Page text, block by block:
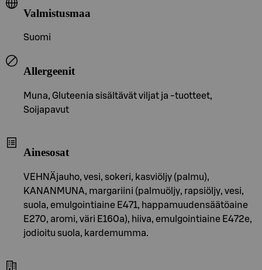
Valmistusmaa
Suomi
Allergeenit
Muna, Gluteenia sisältävät viljat ja -tuotteet,
Soijapavut
Ainesosat
VEHNÄjauho, vesi, sokeri, kasviöljy (palmu),
KANANMUNA, margariini (palmuöljy, rapsiöljy, vesi,
suola, emulgointiaine E471, happamuudensäätöaine
E270, aromi, väri E160a), hiiva, emulgointiaine E472e,
jodioitu suola, kardemumma.